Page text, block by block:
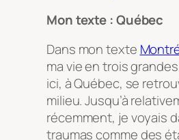
Mon texte : Québec
Dans mon texte
ma vie en trois
ici, à Québec, se
milieu. Jusqu’à
récemment, je voyais
traumas comme des